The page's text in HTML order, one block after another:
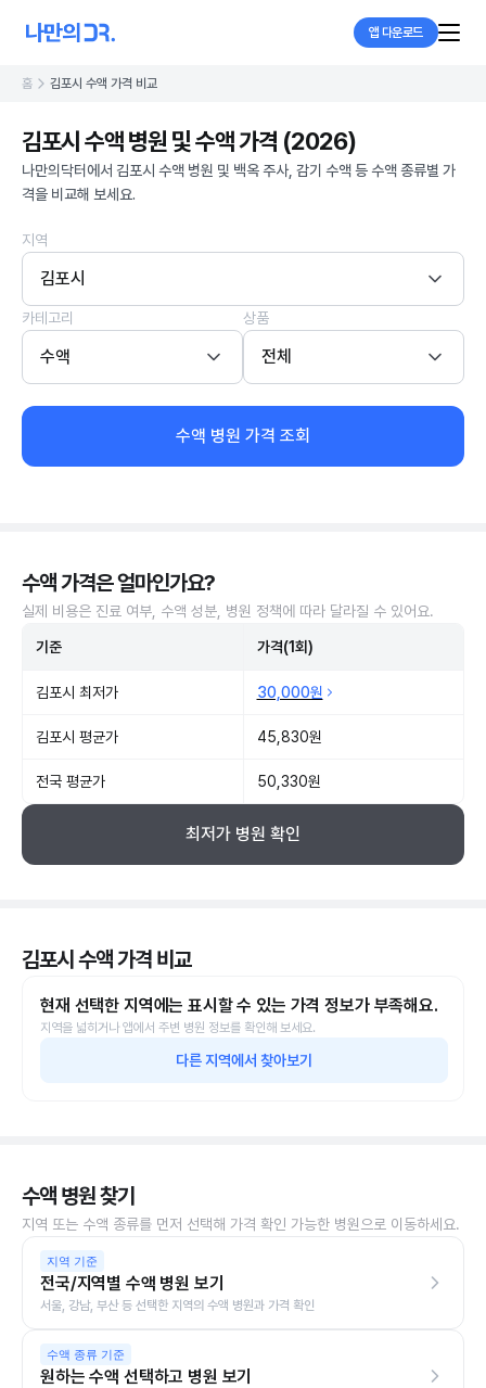
앱 다운로드
홈 김포시 수액 가격 비교
김포시 수액 병원 및 수액 가격 (2026)
나만의닥터에서 김포시 수액 병원 및 백옥 주사, 감기 수액 등 수액 종류별 가
격을 비교해 보세요.
지역
김포시
카테고리
수액
상품
전체
수액 병원 가격 조회
수액 가격은 얼마인가요?
실제 비용은 진료 여부, 수액 성분, 병원 정책에 따라 달라질 수 있어요.
기준 가격(1회)
김포시 최저가 30,000원
김포시 평균가 45,830원
전국 평균가 50,330원
최저가 병원 확인
김포시 수액 가격 비교
현재 선택한 지역에는 표시할 수 있는 가격 정보가 부족해요.
지역을 넓히거나 앱에서 주변 병원 정보를 확인해 보세요.
다른 지역에서 찾아보기
수액 병원 찾기
지역 또는 수액 종류를 먼저 선택해 가격 확인 가능한 병원으로 이동하세요.
지역 기준
전국/지역별 수액 병원 보기
서울, 강남, 부산 등 선택한 지역의 수액 병원과 가격 확인
수액 종류 기준
원하는 수액 선택하고 병원 보기